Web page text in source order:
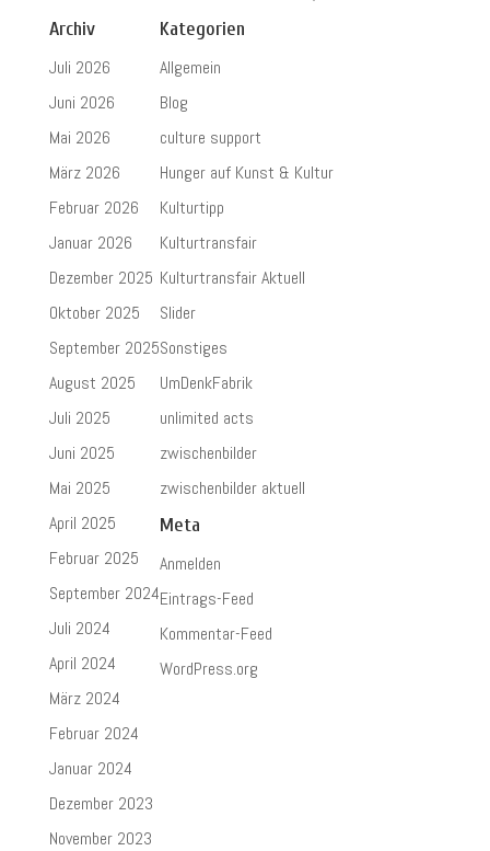
Archiv
Juli 2026
Juni 2026
Mai 2026
März 2026
Februar 2026
Januar 2026
Dezember 2025
Oktober 2025
September 2025
August 2025
Juli 2025
Juni 2025
Mai 2025
April 2025
Februar 2025
September 2024
Juli 2024
April 2024
März 2024
Februar 2024
Januar 2024
Dezember 2023
November 2023
Kategorien
Allgemein
Blog
culture support
Hunger auf Kunst & Kultur
Kulturtipp
Kulturtransfair
Kulturtransfair Aktuell
Slider
Sonstiges
UmDenkFabrik
unlimited acts
zwischenbilder
zwischenbilder aktuell
Meta
Anmelden
Eintrags-Feed
Kommentar-Feed
WordPress.org